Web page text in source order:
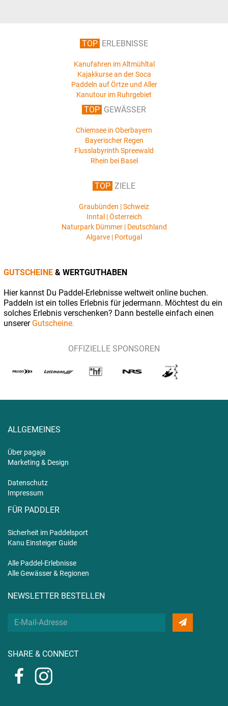
TOP ERLEBNISSE
Kanufahren im Altmühltal
Kajakkurse an der Soca
Paddeln auf Örtze und Aller
Kanutour im Ruhrgebiet
TOP GEWÄSSER
Chiemsee in Oberbayern
Bayerischer Regen
Flusslabyrinth Spreewald
Rhein bei Basel
TOP ZIELE
Graubünden | Schweiz
Inntal | Österreich
Naturpark Dümmer | Deutschland
Algarve | Portugal
GUTSCHEINE & WERTGUTHABEN
Hier kannst Du Paddel-Erlebnisse weltweit online buchen.
Paddeln ist ein tolles Erlebnis für jedermann. Möchtest du ein
solches Erlebnis verschenken? Dann bestelle einfach einen
unserer Gutscheine.
OFFIZIELLE SPONSOREN
ALLGEMEINES
Über pagaja
Marketing & Design
Datenschutz
Impressum
FÜR PADDLER
Sicherheit im Paddelsport
Kanu Einsteiger Guide
Alle Paddel-Erlebnisse
Alle Gewässer & Regionen
NEWSLETTER BESTELLEN
Deine
SHARE & CONNECT